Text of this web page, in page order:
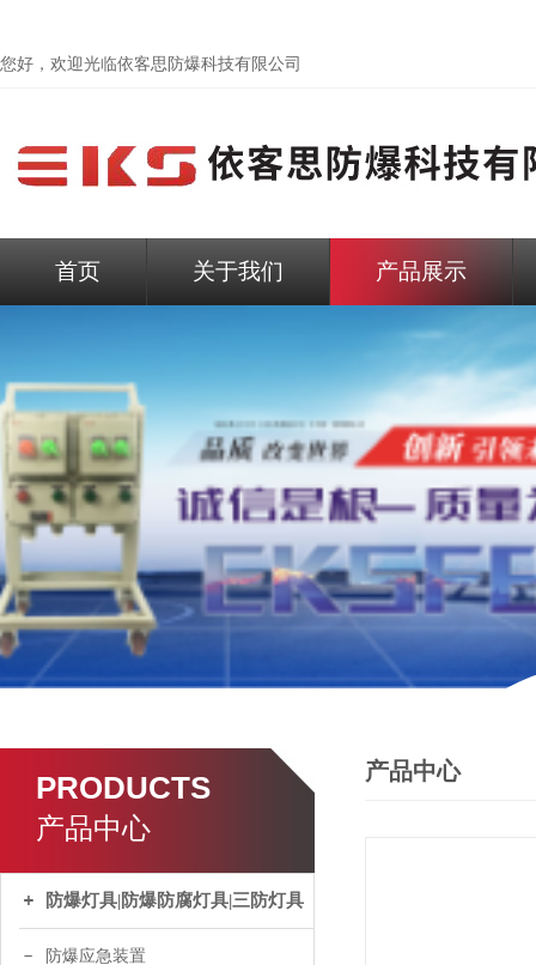
您好，欢迎光临依客思防爆科技有限公司
首页 关于我们 产品展示
PRODUCTS
产品中心
防爆灯具|防爆防腐灯具|三防灯具
防爆应急装置
产品中心